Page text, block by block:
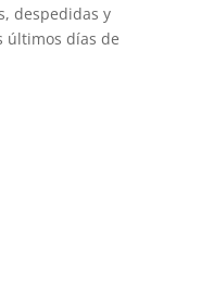
despedidas y
últimos días de